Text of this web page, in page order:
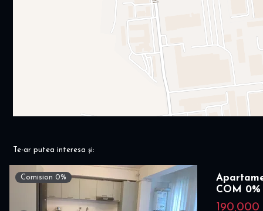
Te-ar putea interesa și:
Comision 0%
COM 0%
190,000